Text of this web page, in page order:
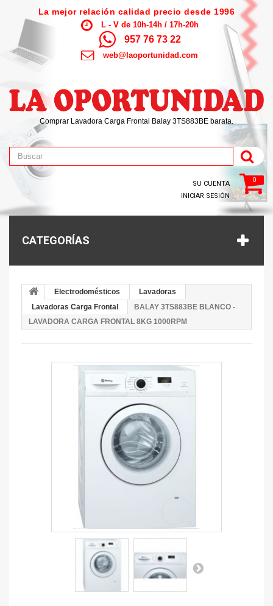
La mejor relación calidad precio desde 1996
L - V de 10h-14h / 17h-20h
957 76 73 22
web@laoportunidad.com
Comprar Lavadora Carga Frontal Balay 3TS883BE barata.
0
SU CUENTA
INICIAR SESIÓN
CATEGORÍAS
Electrodomésticos
Lavadoras
Lavadoras Carga Frontal
BALAY 3TS883BE BLANCO -
LAVADORA CARGA FRONTAL 8KG 1000RPM